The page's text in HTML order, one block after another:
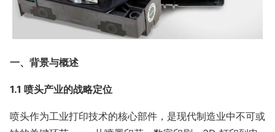
一、背景与概述
1.1 喷头产业的战略定位
喷头作为工业打印技术的核心部件，是现代制造业中不可或